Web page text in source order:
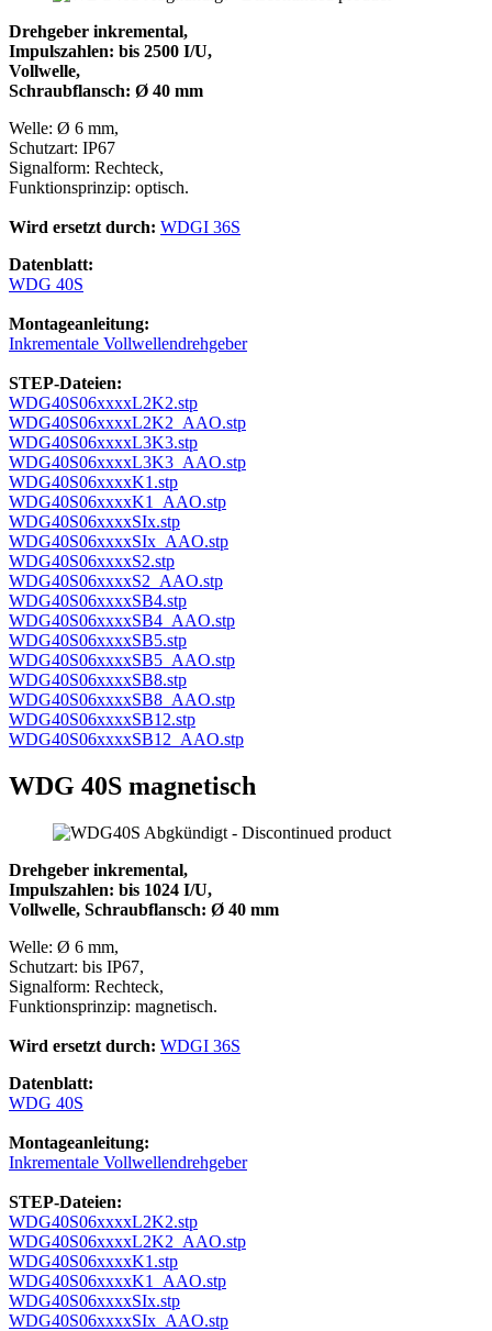
Drehgeber inkremental,
Impulszahlen: bis 2500 I/U,
Vollwelle,
Schraubflansch: Ø 40 mm
Welle: Ø 6 mm,
Schutzart: IP67
Signalform: Rechteck,
Funktionsprinzip: optisch.
Wird ersetzt durch: WDGI 36S
Datenblatt:
WDG 40S
Montageanleitung:
Inkrementale Vollwellendrehgeber
STEP-Dateien:
WDG40S06xxxxL2K2.stp
WDG40S06xxxxL2K2_AAO.stp
WDG40S06xxxxL3K3.stp
WDG40S06xxxxL3K3_AAO.stp
WDG40S06xxxxK1.stp
WDG40S06xxxxK1_AAO.stp
WDG40S06xxxxSIx.stp
WDG40S06xxxxSIx_AAO.stp
WDG40S06xxxxS2.stp
WDG40S06xxxxS2_AAO.stp
WDG40S06xxxxSB4.stp
WDG40S06xxxxSB4_AAO.stp
WDG40S06xxxxSB5.stp
WDG40S06xxxxSB5_AAO.stp
WDG40S06xxxxSB8.stp
WDG40S06xxxxSB8_AAO.stp
WDG40S06xxxxSB12.stp
WDG40S06xxxxSB12_AAO.stp
WDG 40S magnetisch
Drehgeber inkremental,
Impulszahlen: bis 1024 I/U,
Vollwelle, Schraubflansch: Ø 40 mm
Welle: Ø 6 mm,
Schutzart: bis IP67,
Signalform: Rechteck,
Funktionsprinzip: magnetisch.
Wird ersetzt durch: WDGI 36S
Datenblatt:
WDG 40S
Montageanleitung:
Inkrementale Vollwellendrehgeber
STEP-Dateien:
WDG40S06xxxxL2K2.stp
WDG40S06xxxxL2K2_AAO.stp
WDG40S06xxxxK1.stp
WDG40S06xxxxK1_AAO.stp
WDG40S06xxxxSIx.stp
WDG40S06xxxxSIx_AAO.stp